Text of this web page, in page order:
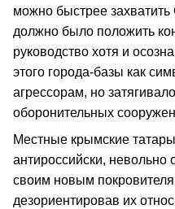
можно быстрее
должно было положить
руководство хотя и
этого города-базы как
агрессорам, но
оборонительных
Местные крымские
антироссийски, невольно
своим новым
дезориентировав их